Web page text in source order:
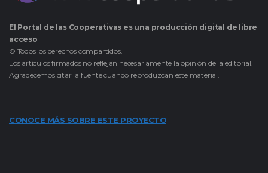
El Portal de las Cooperativas es una producción digital de libre
acceso
© Todos los derechos compartidos.
Los artículos firmados no reflejan necesariamente la opinión de la editorial.
Agradecemos citar la fuente cuando reproduzcan este material.
CONOCE MÁS SOBRE ESTE PROYECTO